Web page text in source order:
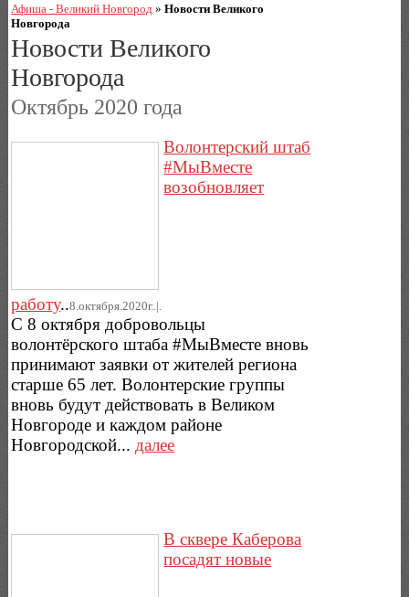
Афиша - Великий Новгород »Новости Великого
Новгорода
Новости Великого
Новгорода
Октябрь 2020 года
Волонтерский штаб
#МыВместе
возобновляет
работу..8.октября.2020г..|.
С 8 октября добровольцы
волонтёрского штаба #МыВместе вновь
принимают заявки от жителей региона
старше 65 лет. Волонтерские группы
вновь будут действовать в Великом
Новгороде и каждом районе
Новгородской... далее
В сквере Каберова
посадят новые